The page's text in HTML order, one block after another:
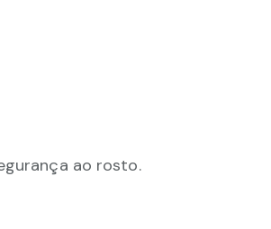
ao rosto.